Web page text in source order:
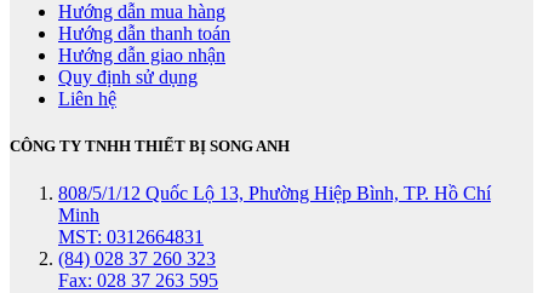
Hướng dẫn mua hàng
Hướng dẫn thanh toán
Hướng dẫn giao nhận
Quy định sử dụng
Liên hệ
CÔNG TY TNHH THIẾT BỊ SONG ANH
808/5/1/12 Quốc Lộ 13, Phường Hiệp Bình, TP. Hồ Chí
Minh
MST: 0312664831
(84) 028 37 260 323
Fax: 028 37 263 595